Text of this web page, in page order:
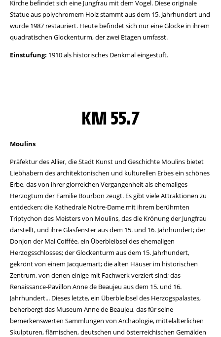
Kirche befindet sich eine Jungfrau mit dem Vogel. Diese originale
Statue aus polychromem Holz stammt aus dem 15. Jahrhundert und
wurde 1987 restauriert. Heute befindet sich nur eine Glocke in ihrem
quadratischen Glockenturm, der zwei Etagen umfasst.
Einstufung: 1910 als historisches Denkmal eingestuft.
KM 55.7
Moulins
Präfektur des Allier, die Stadt Kunst und Geschichte Moulins bietet
Liebhabern des architektonischen und kulturellen Erbes ein schönes
Erbe, das von ihrer glorreichen Vergangenheit als ehemaliges
Herzogtum der Familie Bourbon zeugt. Es gibt viele Attraktionen zu
entdecken: die Kathedrale Notre-Dame mit ihrem berühmten
Triptychon des Meisters von Moulins, das die Krönung der Jungfrau
darstellt, und ihre Glasfenster aus dem 15. und 16. Jahrhundert; der
Donjon der Mal Coiffée, ein Überbleibsel des ehemaligen
Herzogsschlosses; der Glockenturm aus dem 15. Jahrhundert,
gekrönt von einem Jacquemart; die alten Häuser im historischen
Zentrum, von denen einige mit Fachwerk verziert sind; das
Renaissance-Pavillon Anne de Beaujeu aus dem 15. und 16.
Jahrhundert... Dieses letzte, ein Überbleibsel des Herzogspalastes,
beherbergt das Museum Anne de Beaujeu, das für seine
bemerkenswerten Sammlungen von Archäologie, mittelalterlichen
Skulpturen, flämischen, deutschen und österreichischen Gemälden